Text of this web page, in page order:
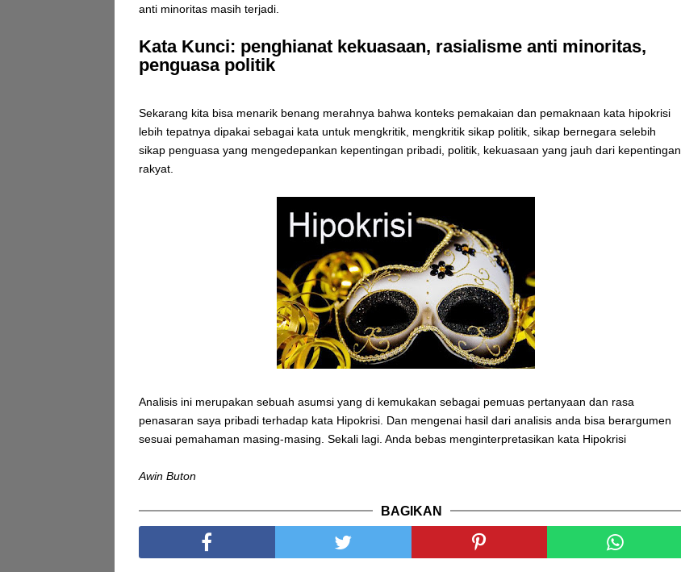
anti minoritas masih terjadi.
Kata Kunci: penghianat kekuasaan, rasialisme anti minoritas,
penguasa politik
Sekarang kita bisa menarik benang merahnya bahwa konteks pemakaian dan pemaknaan kata hipokrisi
lebih tepatnya dipakai sebagai kata untuk mengkritik, mengkritik sikap politik, sikap bernegara selebih
sikap penguasa yang mengedepankan kepentingan pribadi, politik, kekuasaan yang jauh dari kepentingan
rakyat.
Analisis ini merupakan sebuah asumsi yang di kemukakan sebagai pemuas pertanyaan dan rasa
penasaran saya pribadi terhadap kata Hipokrisi. Dan mengenai hasil dari analisis anda bisa berargumen
sesuai pemahaman masing-masing. Sekali lagi. Anda bebas menginterpretasikan kata Hipokrisi
Awin Buton
BAGIKAN